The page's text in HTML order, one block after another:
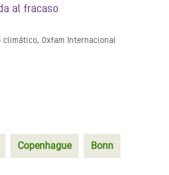
al fracaso
climático, Oxfam Internacional
Copenhague Bonn